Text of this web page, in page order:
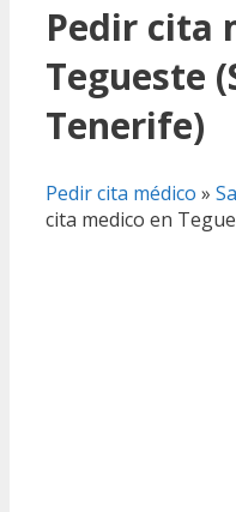
Pedir cita
Tegueste
Tenerife)
Pedir cita médico »
cita medico en